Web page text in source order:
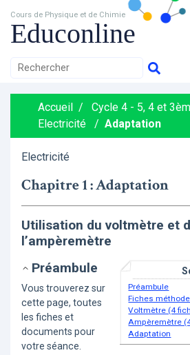
Cours de Physique et de Chimie
Educonline
Accueil / Cycle 4 - 5, 4 et
Electricité
/ Adaptation
Electricité
Chapitre 1 : Adaptation
Utilisation du voltmètre et
l’ampèremètre
Préambule
Fiches
Voltmètre (4
Ampèremètre
Adaptation
Préambule
Vous trouverez sur
cette page, toutes
les fiches et
documents pour
votre séance.